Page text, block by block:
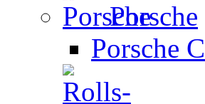
Porsche
Porsche